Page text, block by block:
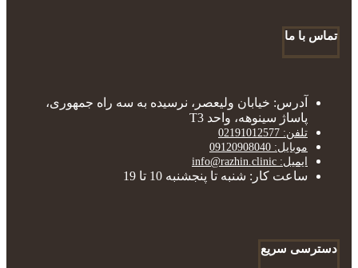
تماس با ما
آدرس: خیابان ولیعصر، نرسیده به سه راه جمهوری،
پاساژ سینوهه، واحد T3
تلفن: 02191012577
موبایل: 09120908040
ایمیل: info@razhin.clinic
ساعت کار: شنبه تا پنجشنبه 10 تا 19
دسترسی سریع